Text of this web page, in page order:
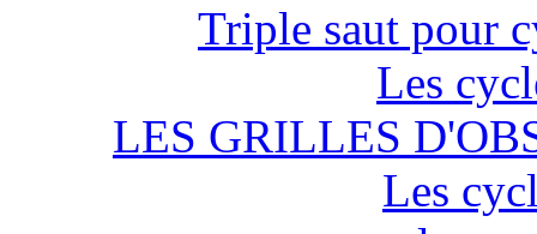
Triple saut pour
Les
LES GRILLES
Les